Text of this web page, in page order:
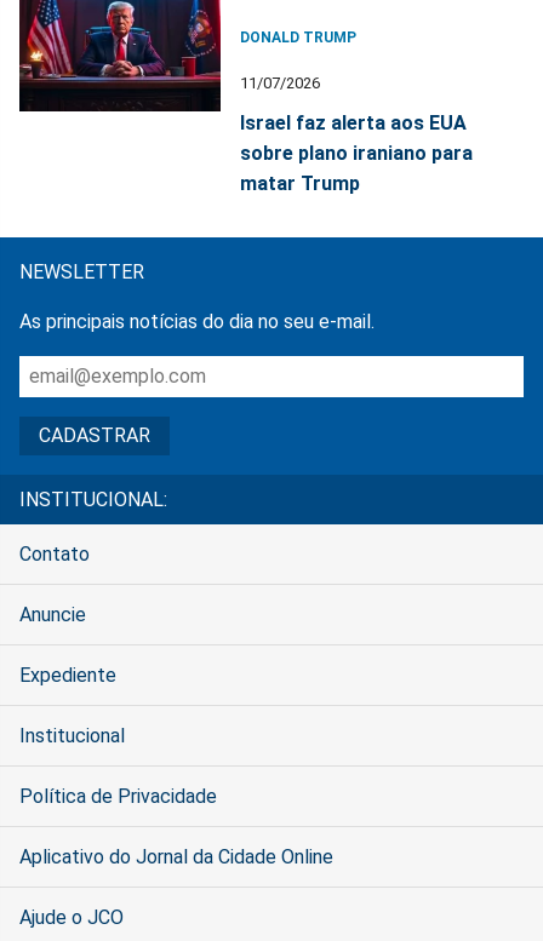
DONALD TRUMP
11/07/2026
Israel faz alerta aos EUA
sobre plano iraniano para
matar Trump
NEWSLETTER
As principais notícias do dia no seu e-mail.
INSTITUCIONAL:
Contato
Anuncie
Expediente
Institucional
Política de Privacidade
Aplicativo do Jornal da Cidade Online
Ajude o JCO